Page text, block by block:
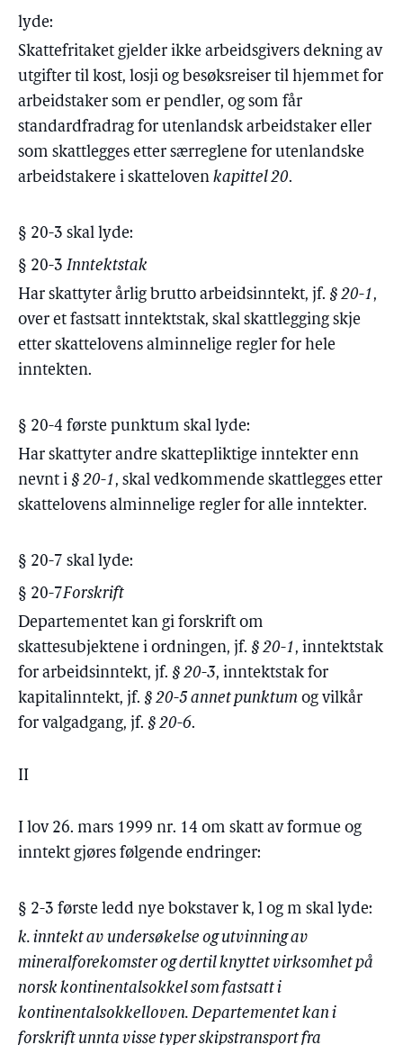
lyde:
Skattefritaket gjelder ikke arbeidsgivers dekning av
utgifter til kost, losji og besøksreiser til hjemmet for
arbeidstaker som er pendler, og som får
standardfradrag for utenlandsk arbeidstaker eller
som skattlegges etter særreglene for utenlandske
arbeidstakere i skatteloven kapittel 20.
§ 20-3 skal lyde:
§ 20-3 Inntektstak
Har skattyter årlig brutto arbeidsinntekt, jf. § 20-1 ,
over et fastsatt inntektstak, skal skattlegging skje
etter skattelovens alminnelige regler for hele
inntekten.
§ 20-4 første punktum skal lyde:
Har skattyter andre skattepliktige inntekter enn
nevnt i § 20-1 , skal vedkommende skattlegges etter
skattelovens alminnelige regler for alle inntekter.
§ 20-7 skal lyde:
§ 20-7Forskrift
Departementet kan gi forskrift om
skattesubjektene i ordningen, jf. § 20-1 , inntektstak
for arbeidsinntekt, jf. § 20-3, inntektstak for
kapitalinntekt, jf. § 20-5 annet punktum og vilkår
for valgadgang, jf. § 20-6.
II
I lov 26. mars 1999 nr. 14 om skatt av formue og
inntekt gjøres følgende endringer:
§ 2-3 første ledd nye bokstaver k, l og m skal lyde:
k. inntekt av undersøkelse og utvinning av
mineralforekomster og dertil knyttet virksomhet på
norsk kontinentalsokkel som fastsatt i
kontinentalsokkelloven. Departementet kan i
forskrift unnta visse typer skipstransport fra